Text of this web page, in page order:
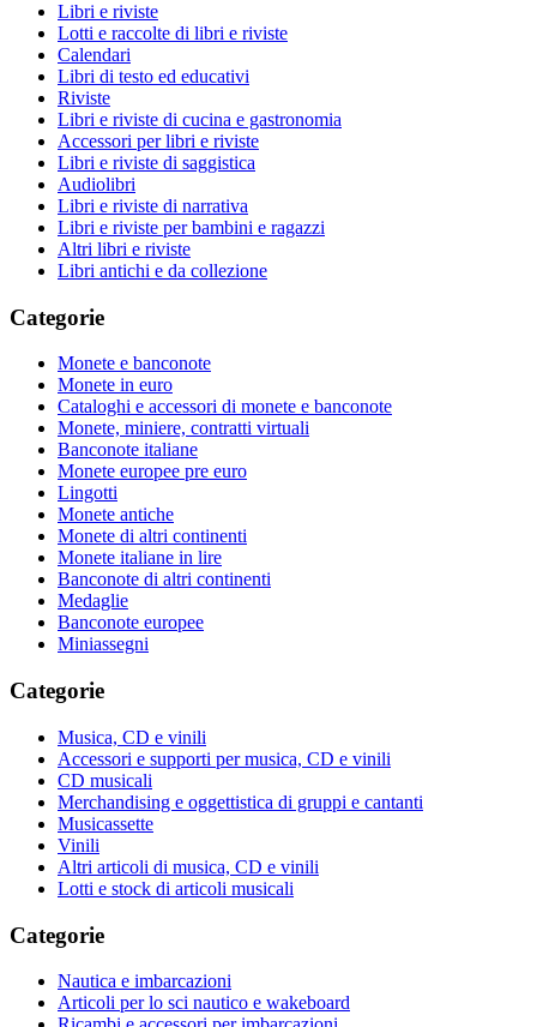
Libri e riviste
Lotti e raccolte di libri e riviste
Calendari
Libri di testo ed educativi
Riviste
Libri e riviste di cucina e gastronomia
Accessori per libri e riviste
Libri e riviste di saggistica
Audiolibri
Libri e riviste di narrativa
Libri e riviste per bambini e ragazzi
Altri libri e riviste
Libri antichi e da collezione
Categorie
Monete e banconote
Monete in euro
Cataloghi e accessori di monete e banconote
Monete, miniere, contratti virtuali
Banconote italiane
Monete europee pre euro
Lingotti
Monete antiche
Monete di altri continenti
Monete italiane in lire
Banconote di altri continenti
Medaglie
Banconote europee
Miniassegni
Categorie
Musica, CD e vinili
Accessori e supporti per musica, CD e vinili
CD musicali
Merchandising e oggettistica di gruppi e cantanti
Musicassette
Vinili
Altri articoli di musica, CD e vinili
Lotti e stock di articoli musicali
Categorie
Nautica e imbarcazioni
Articoli per lo sci nautico e wakeboard